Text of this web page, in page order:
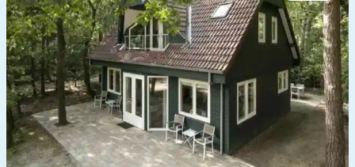
0,2 0,5 1 2 5
Unterkunft
Nicht im Ferienpark 1100 +
Im Ferienpark 3200